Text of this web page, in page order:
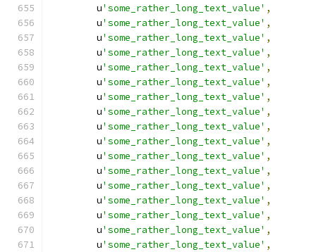
        u
'some_rather_long_text_value' ,
        u
'some_rather_long_text_value' ,
        u
'some_rather_long_text_value' ,
        u
'some_rather_long_text_value' ,
        u
'some_rather_long_text_value' ,
        u
'some_rather_long_text_value' ,
        u
'some_rather_long_text_value' ,
        u
'some_rather_long_text_value' ,
        u
'some_rather_long_text_value' ,
        u
'some_rather_long_text_value' ,
        u
'some_rather_long_text_value' ,
        u
'some_rather_long_text_value' ,
        u
'some_rather_long_text_value' ,
        u
'some_rather_long_text_value' ,
        u
'some_rather_long_text_value' ,
        u
'some_rather_long_text_value' ,
        u
'some_rather_long_text_value' ,